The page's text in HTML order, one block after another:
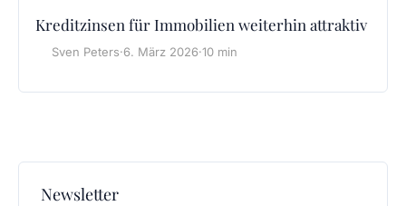
Kreditzinsen für Immobilien weiterhin attraktiv
Sven Peters·6. März 2026·10 min
Newsletter